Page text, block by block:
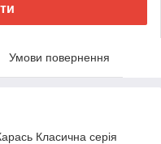
Умови повернення
Класична серія